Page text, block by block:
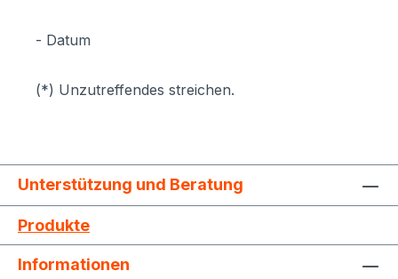
- Datum
(*) Unzutreffendes streichen.
Unterstützung und Beratung
Produkte
Informationen